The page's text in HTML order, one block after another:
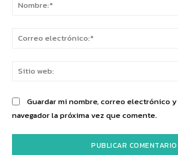
Guardar mi nombre, correo electrónico
navegador la próxima vez que comente.